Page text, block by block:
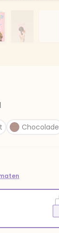
Chocolade